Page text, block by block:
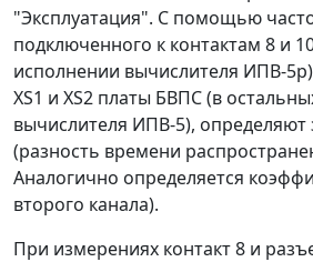
"Эксплуатация". С помощью
подключенного к контактам 8 и
исполнении вычислителя ИПВ-
XS1 и ХS2 платы БВПС (в
вычислителя ИПВ-5), определяют
(разность времени
Аналогично определяется
второго канала).
При измерениях контакт 8 и